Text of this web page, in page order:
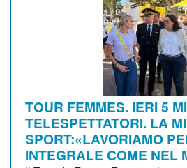
TOUR FEMMES. IERI 5
TELESPETTATORI. LA
SPORT:«LAVORIAMO
INTEGRALE COME NEL